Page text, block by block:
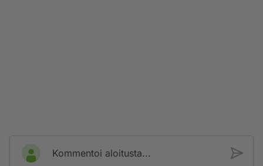
Kommentoi aloitusta...